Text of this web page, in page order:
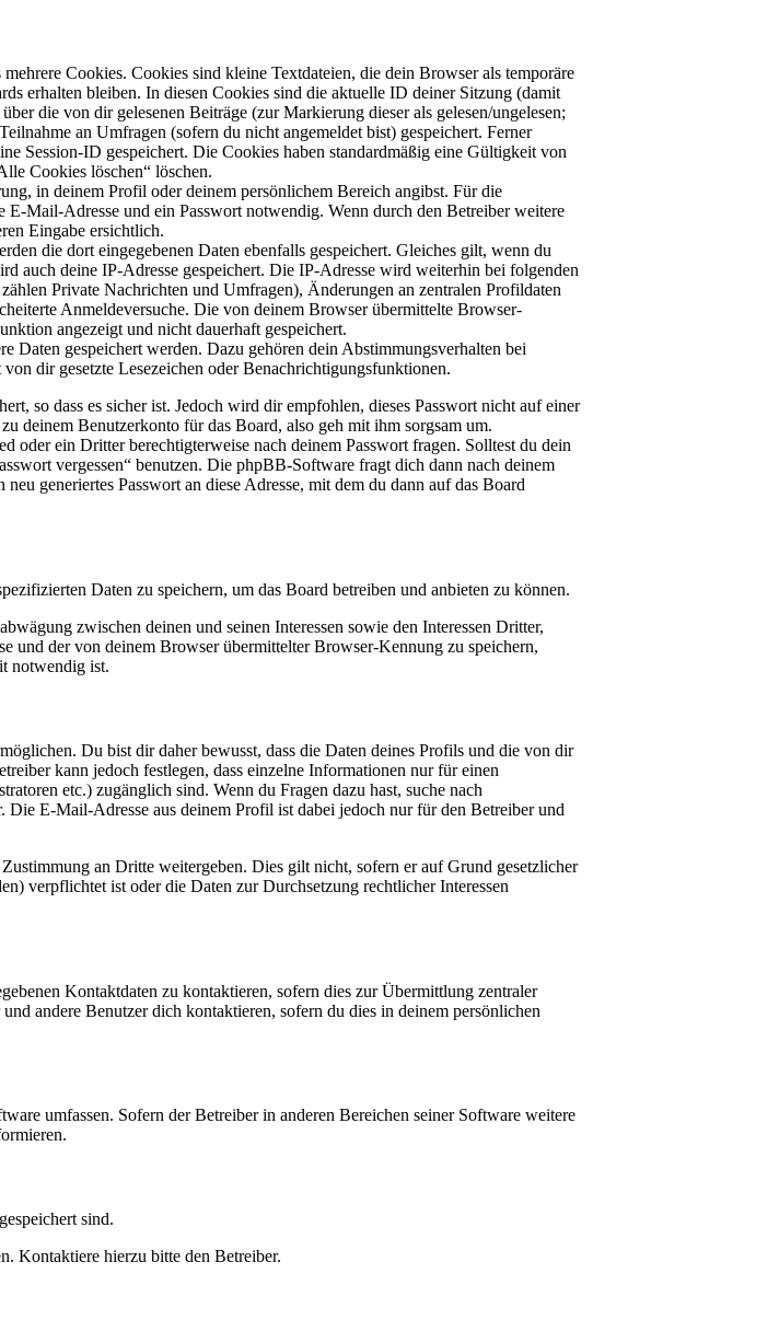
Cookies. Cookies sind kleine Textdateien, die dein Browser als temporäre
erhalten bleiben. In diesen Cookies sind die aktuelle ID deiner Sitzung (damit
die von dir gelesenen Beiträge (zur Markierung dieser als gelesen/ungelesen;
an Umfragen (sofern du nicht angemeldet bist) gespeichert. Ferner
Session-ID gespeichert. Die Cookies haben standardmäßig eine Gültigkeit von
Cookies löschen“ löschen.
in deinem Profil oder deinem persönlichem Bereich angibst. Für die
E-Mail-Adresse und ein Passwort notwendig. Wenn durch den Betreiber weitere
Eingabe ersichtlich.
die dort eingegebenen Daten ebenfalls gespeichert. Gleiches gilt, wenn du
auch deine IP-Adresse gespeichert. Die IP-Adresse wird weiterhin bei folgenden
Private Nachrichten und Umfragen), Änderungen an zentralen Profildaten
Anmeldeversuche. Die von deinem Browser übermittelte Browser-
angezeigt und nicht dauerhaft gespeichert.
Daten gespeichert werden. Dazu gehören dein Abstimmungsverhalten bei
dir gesetzte Lesezeichen oder Benachrichtigungsfunktionen.
so dass es sicher ist. Jedoch wird dir empfohlen, dieses Passwort nicht auf einer
deinem Benutzerkonto für das Board, also geh mit ihm sorgsam um.
ein Dritter berechtigterweise nach deinem Passwort fragen. Solltest du dein
vergessen“ benutzen. Die phpBB-Software fragt dich dann nach deinem
generiertes Passwort an diese Adresse, mit dem du dann auf das Board
Daten zu speichern, um das Board betreiben und anbieten zu können.
zwischen deinen und seinen Interessen sowie den Interessen Dritter,
und der von deinem Browser übermittelter Browser-Kennung zu speichern,
notwendig ist.
Du bist dir daher bewusst, dass die Daten deines Profils und die von dir
kann jedoch festlegen, dass einzelne Informationen nur für einen
etc.) zugänglich sind. Wenn du Fragen dazu hast, suche nach
E-Mail-Adresse aus deinem Profil ist dabei jedoch nur für den Betreiber und
an Dritte weitergeben. Dies gilt nicht, sofern er auf Grund gesetzlicher
verpflichtet ist oder die Daten zur Durchsetzung rechtlicher Interessen
Kontaktdaten zu kontaktieren, sofern dies zur Übermittlung zentraler
andere Benutzer dich kontaktieren, sofern du dies in deinem persönlichen
umfassen. Sofern der Betreiber in anderen Bereichen seiner Software weitere
sind.
Kontaktiere hierzu bitte den Betreiber.